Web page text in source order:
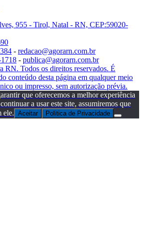
955 - Tirol, Natal - RN, CEP:59020-
- redacao@agorarn.com.br
- publica@agorarn.com.br
RN. Todos os direitos reservados. É
conteúdo desta página em qualquer meio
ou impresso, sem autorização prévia.
que oferecemos a melhor experiência
a usar este site, assumiremos que
ele. Aceitar Politica de Privacidade